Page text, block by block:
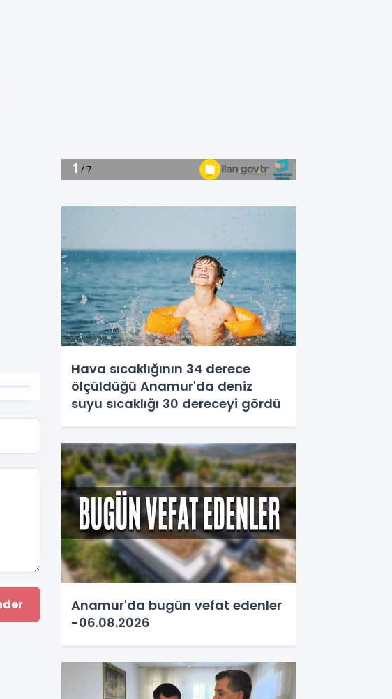
Hava sıcaklığının 34 derece
ölçüldüğü Anamur'da deniz
suyu sıcaklığı 30 dereceyi gördü
Anamur'da bugün vefat edenler
-06.08.2026